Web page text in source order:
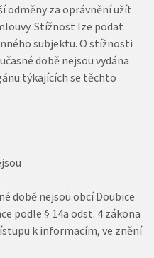
odměny za oprávnění užít
Stížnost lze podat
subjektu. O stížnosti
době nejsou vydána
týkajících se těchto
době nejsou obcí Doubice
podle § 14a odst. 4 zákona
k informacím, ve znění